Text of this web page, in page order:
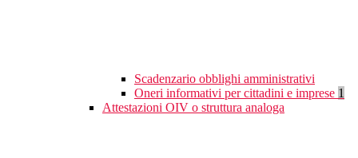
Scadenzario obblighi amministrativi
Oneri informativi per cittadini e imprese 1
Attestazioni OIV o struttura analoga